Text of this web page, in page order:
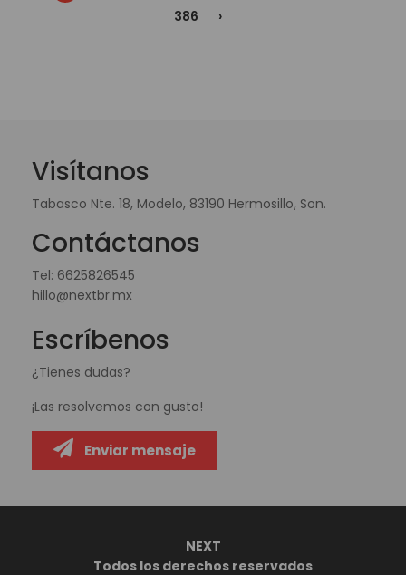
386
›
Visítanos
Tabasco Nte. 18, Modelo, 83190 Hermosillo, Son.
Contáctanos
Tel: 6625826545
hillo@nextbr.mx
Escríbenos
¿Tienes dudas?
¡Las resolvemos con gusto!
Enviar mensaje
NEXT
Todos los derechos reservados